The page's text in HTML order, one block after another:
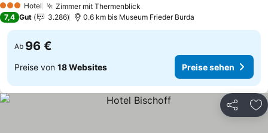
3 SterneHotel Zimmer mit Thermenblick
7,4 Gut 3.286 0.6 km bis Museum Frieder Burda
Ab 96 €
Preise von 18 Websites Preise sehen
Teilen